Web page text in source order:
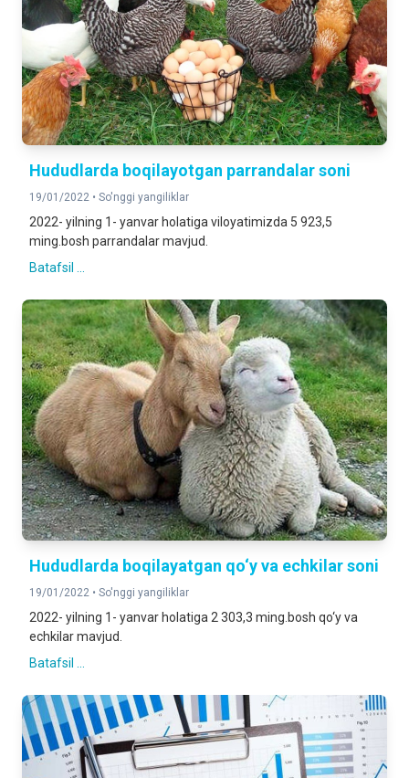
Hududlarda boqilayotgan parrandalar soni
19/01/2022 • So'nggi yangiliklar
2022- yilning 1- yanvar holatiga viloyatimizda 5 923,5
ming.bosh parrandalar mavjud.
Batafsil ...
Hududlarda boqilayatgan qo‘y va echkilar soni
19/01/2022 • So'nggi yangiliklar
2022- yilning 1- yanvar holatiga 2 303,3 ming.bosh qo‘y va
echkilar mavjud.
Batafsil ...